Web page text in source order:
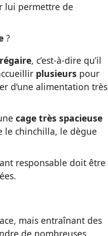
lui permettre de
?
, c’est-à-dire qu’il
plusieurs pour
d’une alimentation très
cage très spacieuse
le chinchilla, le dègue
responsable doit être
mais entraînant des
de nombreuses